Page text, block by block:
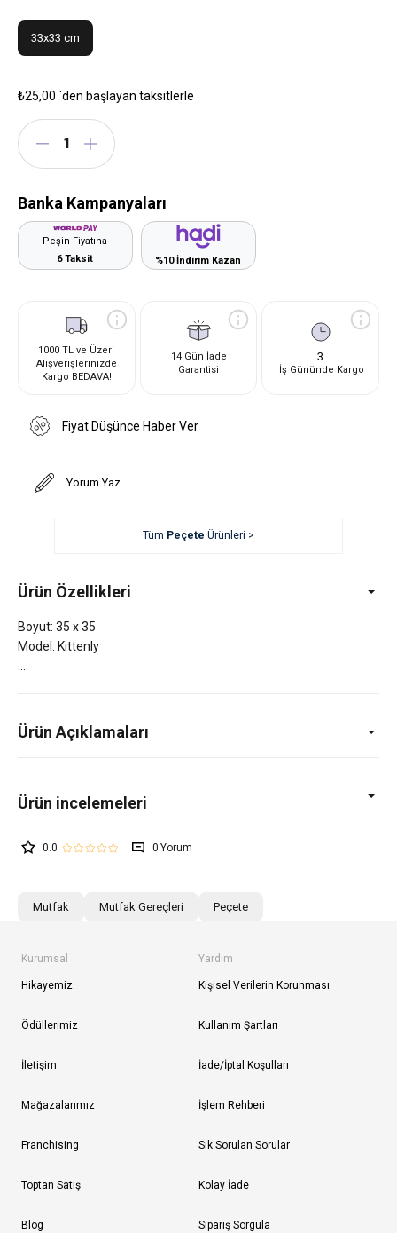
33x33 cm
₺25,00 `den başlayan taksitlerle
Banka Kampanyaları
Peşin Fiyatına
6 Taksit
%10 İndirim Kazan
1000 TL ve Üzeri
Alışverişlerinizde
Kargo BEDAVA!
14 Gün İade
Garantisi
3
İş Gününde Kargo
Fiyat Düşünce Haber Ver
Yorum Yaz
Tüm Peçete Ürünleri >
Ürün Özellikleri
Boyut: 35 x 35
Model: Kittenly
Ürün Açıklamaları
0.0 0
Mutfak Mutfak Gereçleri Peçete
Kurumsal
Hikayemiz
Ödüllerimiz
İletişim
Mağazalarımız
Franchising
Toptan Satış
Blog
Yardım
Kişisel Verilerin Korunması
Kullanım Şartları
İade/İptal Koşulları
İşlem Rehberi
Sık Sorulan Sorular
Kolay İade
Sipariş Sorgula